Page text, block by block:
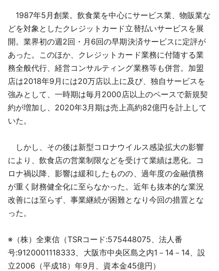
1987年5月創業。飲食業を中心にサービス業、物販業な
どを対象としたクレジットカード立替払いサービスを展
開。業界初の週2回・月6回の早期決済サービスに定評が
あった。このほか、クレジットカード業務に付随する業
務全般代行、経営コンサルティング業務等も併営。加盟
店は2018年9月には20万店以上に及び、独自サービスを
強みとして、一時期は毎月2000店以上のペースで新規契
約が増加し、2020年3月期は売上高約82億円を計上して
いた。
しかし、その後は新型コロナウイルス感染拡大の影響
により、飲食店の営業制限などを受けて業績は悪化。コ
ロナ禍以降、影響は緩和したものの、過年度の金融債務
が重く財務健全化に至らなかった。近年も抜本的な業況
改善には至らず、事業継続が困難となり今回の措置とな
った。
※（株）全東信（TSRコード:575448075、法人番
号:9120001118333、大阪市中央区島之内1－14－14、設
立2006（平成18）年9月、資本金45億円）